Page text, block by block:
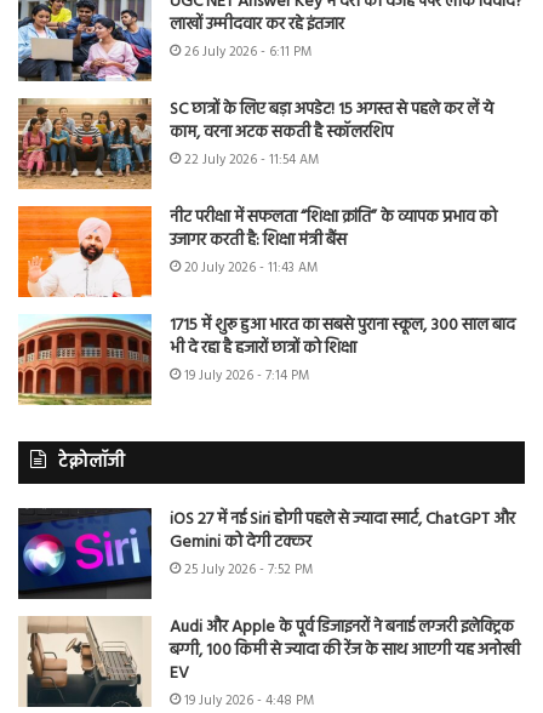
लाखों उम्मीदवार कर रहे इंतजार
26 July 2026 - 6:11 PM
SC छात्रों के लिए बड़ा अपडेट! 15 अगस्त से पहले कर लें ये
काम, वरना अटक सकती है स्कॉलरशिप
22 July 2026 - 11:54 AM
नीट परीक्षा में सफलता “शिक्षा क्रांति” के व्यापक प्रभाव को
उजागर करती है: शिक्षा मंत्री बैंस
20 July 2026 - 11:43 AM
1715 में शुरू हुआ भारत का सबसे पुराना स्कूल, 300 साल बाद
भी दे रहा है हजारों छात्रों को शिक्षा
19 July 2026 - 7:14 PM
टेक्नोलॉजी
iOS 27 में नई Siri होगी पहले से ज्यादा स्मार्ट, ChatGPT और
Gemini को देगी टक्कर
25 July 2026 - 7:52 PM
Audi और Apple के पूर्व डिजाइनरों ने बनाई लग्जरी इलेक्ट्रिक
बग्गी, 100 किमी से ज्यादा की रेंज के साथ आएगी यह अनोखी
EV
19 July 2026 - 4:48 PM